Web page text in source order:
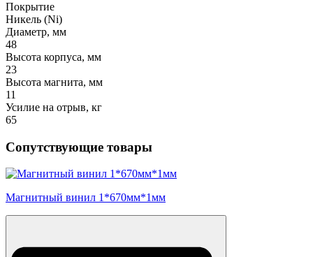
Покрытие
Никель (Ni)
Диаметр, мм
48
Высота корпуса, мм
23
Высота магнита, мм
11
Усилие на отрыв, кг
65
Сопутствующие товары
Магнитный винил 1*670мм*1мм